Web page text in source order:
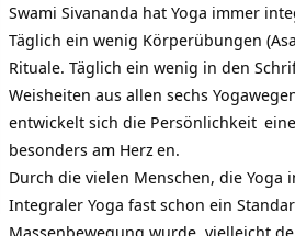
Swami Sivananda hat Yoga immer
Täglich ein wenig Körperübungen (
Rituale. Täglich ein wenig in den
Weisheiten aus allen sechs
entwickelt sich die Persönlichkeit
besonders am Herzen.
Durch die vielen Menschen, die
Integraler Yoga fast schon ein